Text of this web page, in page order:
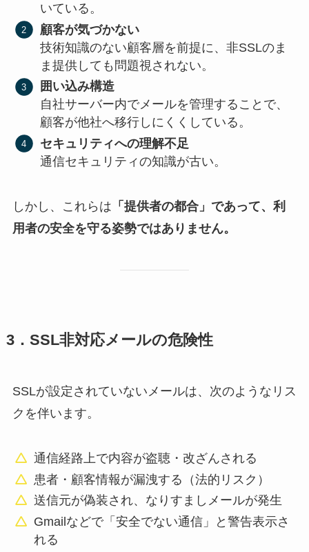
いている。
顧客が気づかない
技術知識のない顧客層を前提に、非SSLのま
ま提供しても問題視されない。
囲い込み構造
自社サーバー内でメールを管理することで、
顧客が他社へ移行しにくくしている。
セキュリティへの理解不足
通信セキュリティの知識が古い。
しかし、これらは 「提供者の都合」であって、利
用者の安全を守る姿勢ではありません。
3．SSL非対応メールの危険性
SSLが設定されていないメールは、次のようなリス
クを伴います。
通信経路上で内容が盗聴・改ざんされる
患者・顧客情報が漏洩する（法的リスク）
送信元が偽装され、なりすましメールが発生
Gmailなどで「安全でない通信」と警告表示さ
れる